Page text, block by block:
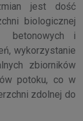
jest dość
biologicznej
betonowych i
wykorzystanie
zbiorników
potoku, co w
zdolnej do